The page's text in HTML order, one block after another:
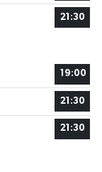
21:30
19:00
21:30
21:30